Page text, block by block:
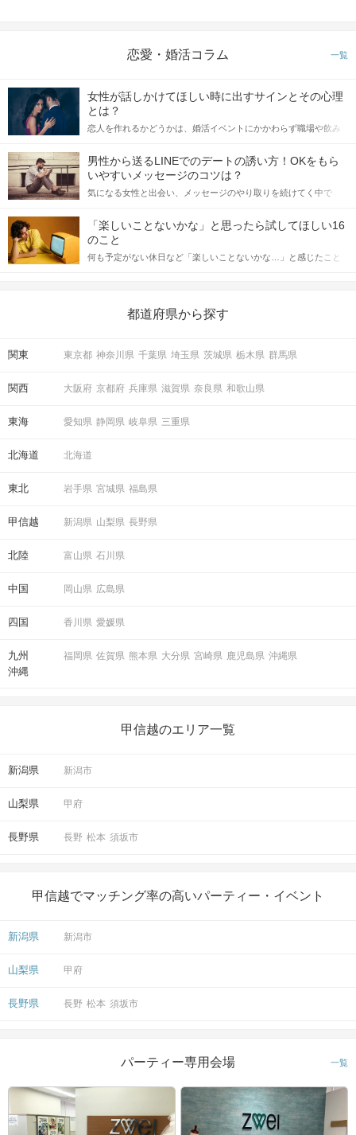
恋愛・婚活コラム 一覧
女性が話しかけてほしい時に出すサインとその心理
とは？
恋人を作れるかどうかは、婚活イベントにかかわらず職場や飲み
てアプローチできるかにも左右されます。 これから恋人作りを本
格的に始めようとしている方は、女性が異性を求めて出すサイン
をしっかりと理解し、正しい行動に移せるかどうかが重要。 この
記事では、女性が話しかけて欲しい時に出すサインとその心理を
合にどのような行動に繋げるべきかをご紹介していきます。
男性から送るLINEでのデートの誘い方！OKをもら
いやすいメッセージのコツは？
気になる女性と出会い、メッセージのやり取りを続けてく中で
しかし、中には「どう誘ったらいいの？」とお困りの男性もいら
っしゃるのではないでしょうか。 そこで今回は、男性から女性へ
送るLINEでのデートの誘い方のコツをご紹介します。例文も混じ
えながら解説するので、ぜひ参考にしてください。
「楽しいことないかな」と思ったら試してほしい16
のこと
何も予定がない休日など「楽しいことないかな…」と感じたこと
の楽しいことアイデアを集めました♪ いままさに楽しいことを探し
都道府県から探す
関東 東京都 神奈川県 千葉県 埼玉県 茨城県 栃木県 群馬県
関西 大阪府 京都府 兵庫県 滋賀県 奈良県 和歌山県
東海 愛知県 静岡県 岐阜県 三重県
北海道 北海道
東北 岩手県 宮城県 福島県
甲信越 新潟県 山梨県 長野県
北陸 富山県 石川県
中国 岡山県 広島県
四国 香川県 愛媛県
九州
沖縄
福岡県 佐賀県 熊本県 大分県 宮崎県 鹿児島県 沖縄県
甲信越のエリア一覧
新潟県 新潟市
山梨県 甲府
長野県 長野 松本 須坂市
甲信越でマッチング率の高いパーティー・イベント
新潟県 新潟市
山梨県 甲府
長野県 長野 松本 須坂市
パーティー専用会場 一覧